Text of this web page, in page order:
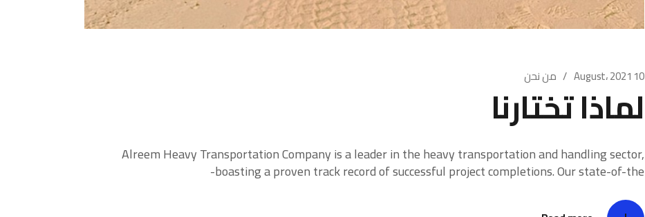
10 August، 2021 من نحن
لماذا تختارنا
Alreem Heavy Transportation Company is a leader in the heavy transportation and handling sector,
boasting a proven track record of successful project completions. Our state-of-the-